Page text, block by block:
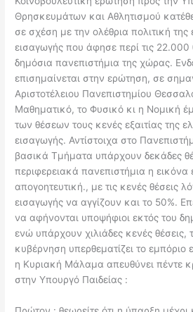
Θρησκευμάτων και Αθλητισμού
σε σχέση με την ολέθρια πολιτική της
εισαγωγής που άφησε περί τις 22.000
δημόσια πανεπιστήμια της χώρας.
επισημαίνεται στην ερώτηση, σε
Αριστοτέλειου Πανεπιστημίου
Μαθηματικό, το Φυσικό κι η Νομική
των θέσεων τους κενές εξαιτίας της
εισαγωγής. Αντίστοιχα στο
βασικά Τμήματα υπάρχουν δεκάδες
περιφερειακά πανεπιστήμια η εικόνα
απογοητευτική., με τις κενές θέσεις
εισαγωγής να αγγίζουν και το 50%.
να αφήνονται υποψήφιοι εκτός του
ενώ υπάρχουν χιλιάδες κενές
κυβέρνηση υπερθεματίζει το εμπόριο
η Κυριακή Μάλαμα απευθύνει πέντε
στην Υπουργό Παιδείας :